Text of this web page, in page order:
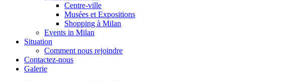
Centre-ville
Musées et Expositions
Shopping à Milan
Events in Milan
Situation
Comment nous rejoindre
Contactez-nous
Galerie